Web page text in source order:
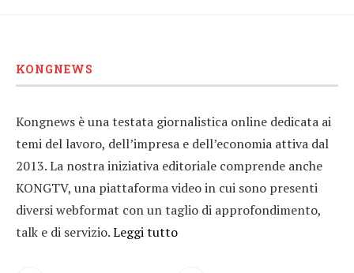
KONGNEWS
Kongnews è una testata giornalistica online dedicata ai
temi del lavoro, dell’impresa e dell’economia attiva dal
2013. La nostra iniziativa editoriale comprende anche
KONGTV, una piattaforma video in cui sono presenti
diversi webformat con un taglio di approfondimento,
talk e di servizio.Leggi tutto